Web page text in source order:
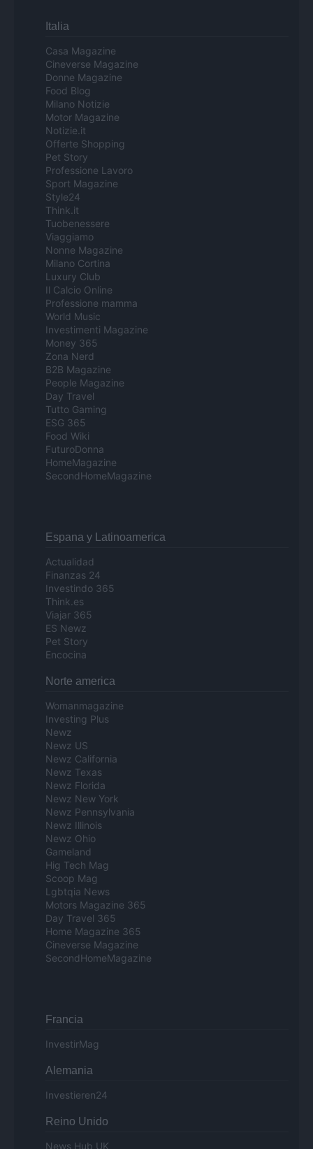
Italia
Casa Magazine
Cineverse Magazine
Donne Magazine
Food Blog
Milano Notizie
Motor Magazine
Notizie.it
Offerte Shopping
Pet Story
Professione Lavoro
Sport Magazine
Style24
Think.it
Tuobenessere
Viaggiamo
Nonne Magazine
Milano Cortina
Luxury Club
Il Calcio Online
Professione mamma
World Music
Investimenti Magazine
Money 365
Zona Nerd
B2B Magazine
People Magazine
Day Travel
Tutto Gaming
ESG 365
Food Wiki
FuturoDonna
HomeMagazine
SecondHomeMagazine
Espana y Latinoamerica
Actualidad
Finanzas 24
Investindo 365
Think.es
Viajar 365
ES Newz
Pet Story
Encocina
Norte america
Womanmagazine
Investing Plus
Newz
Newz US
Newz California
Newz Texas
Newz Florida
Newz New York
Newz Pennsylvania
Newz Illinois
Newz Ohio
Gameland
Hig Tech Mag
Scoop Mag
Lgbtqia News
Motors Magazine 365
Day Travel 365
Home Magazine 365
Cineverse Magazine
SecondHomeMagazine
Francia
InvestirMag
Alemania
Investieren24
Reino Unido
News Hub UK